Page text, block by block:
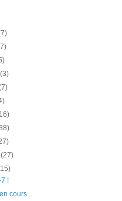
(3)
(27)
7 !
cours...